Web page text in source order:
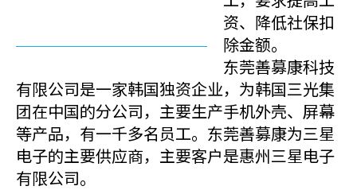
资、降低社保扣
除金额。
东莞善募康科技
有限公司是一家韩国独资企业，为韩国三光集
团在中国的分公司，主要生产手机外壳、屏幕
等产品，有一千多名员工。东莞善募康为三星
电子的主要供应商，主要客户是惠州三星电子
有限公司。